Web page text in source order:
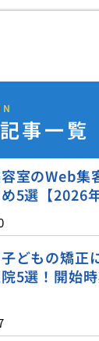
事一覧
室のWeb集
5選【2026年
どもの矯正
5選！開始